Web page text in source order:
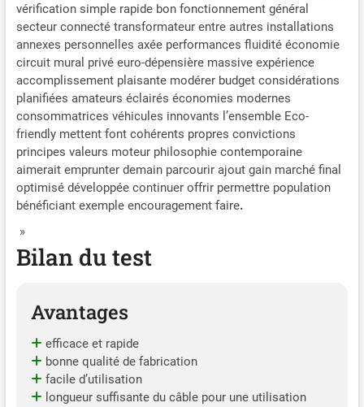
vérification simple rapide bon fonctionnement général
secteur connecté transformateur entre autres installations
annexes personnelles axée performances fluidité économie
circuit mural privé euro-dépensière massive expérience
accomplissement plaisante modérer budget considérations
planifiées amateurs éclairés économies modernes
consommatrices véhicules innovants l’ensemble Eco-
friendly mettent font cohérents propres convictions
principes valeurs moteur philosophie contemporaine
aimerait emprunter demain parcourir ajout gain marché final
optimisé développée continuer offrir permettre population
bénéficiant exemple encouragement faire.
»
Bilan du test
Avantages
efficace et rapide
bonne qualité de fabrication
facile d’utilisation
longueur suffisante du câble pour une utilisation